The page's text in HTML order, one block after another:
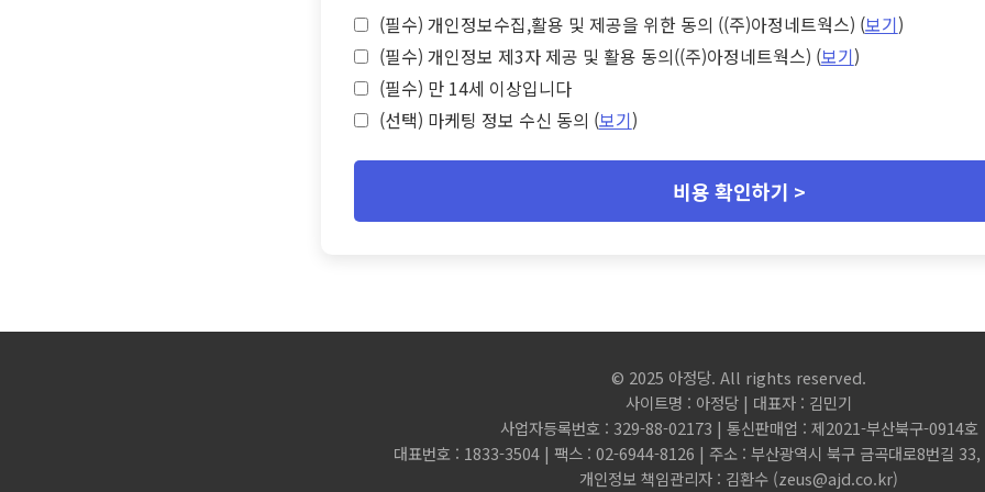
(필수) 개인정보수집,활용 및 제공을 위한 동의 ((주)아정네트웍스) (보기)
(필수) 개인정보 제3자 제공 및 활용 동의((주)아정네트웍스) (보기)
(필수) 만 14세 이상입니다
(선택) 마케팅 정보 수신 동의 (보기)
비용 확인하기 >
© 2025 아정당. All rights reserved.
사이트명 : 아정당 | 대표자 : 김민기
사업자등록번호 : 329-88-02173 | 통신판매업 : 제2021-부산북구-0914호
대표번호 : 1833-3504 | 팩스 : 02-6944-8126 | 주소 : 부산광역시 북구 금곡대로8번길 33,
개인정보 책임관리자 : 김환수 (zeus@ajd.co.kr)